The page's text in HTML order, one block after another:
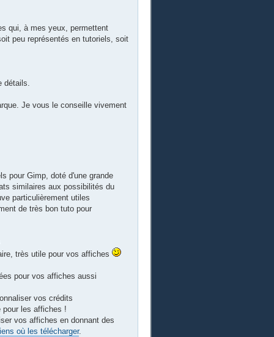
qui, à mes yeux, permettent
peu représentés en tutoriels, soit
détails.
Je vous le conseille vivement
pour Gimp, doté d'une grande
similaires aux possibilités du
particulièrement utiles
de très bon tuto pour
très utile pour vos affiches
pour vos affiches aussi
vos crédits
les affiches !
vos affiches en donnant des
où les télécharger.